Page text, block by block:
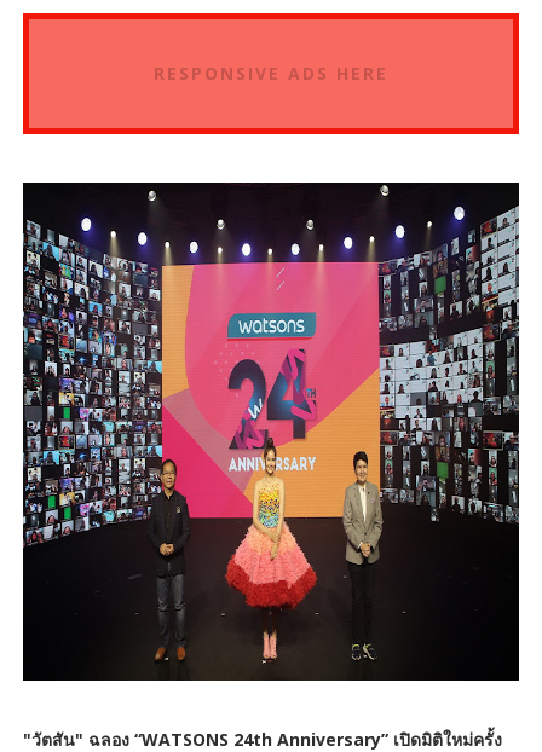
RESPONSIVE ADS HERE
"วัตสัน" ฉลอง “WATSONS 24th Anniversary” เปิดมิติใหม่ครั้ง